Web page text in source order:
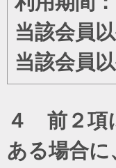
当該会員
当該会員
４ 前２項
ある場合